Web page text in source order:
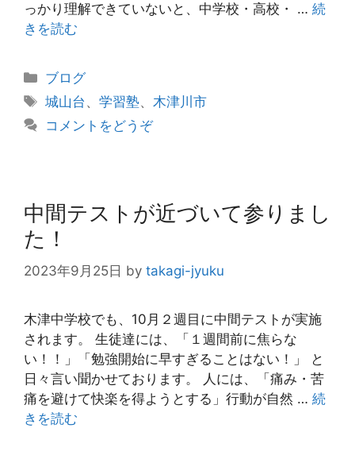
っかり理解できていないと、中学校・高校・ … 続
きを読む
カ
テ
リ
ブログ
タ
グ
城山台 、学習塾、木津川市
コメントをどうぞ
中間テストが近づいて参りまし
た！
2023年9月25日 by takagi-jyuku
木津中学校でも、10月２週目に中間テストが実施
されます。 生徒達には、「１週間前に焦らな
い！！」「勉強開始に早すぎることはない！」 と
日々言い聞かせております。 人には、「痛み・苦
痛を避けて快楽を得ようとする」行動が自然 … 続
きを読む